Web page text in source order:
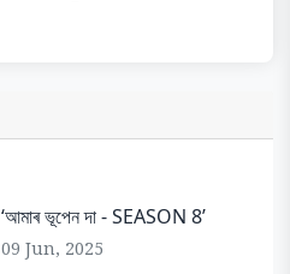
‘আমাৰ ভূপেন দা - SEASON 8’
09 Jun, 2025